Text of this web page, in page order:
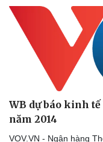
WB dự báo kinh
năm 2014
VOV.VN - Ngân hàng